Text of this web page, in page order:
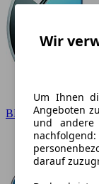
BMW
Wir
Um Ihnen
Angeboten
und andere
darauf